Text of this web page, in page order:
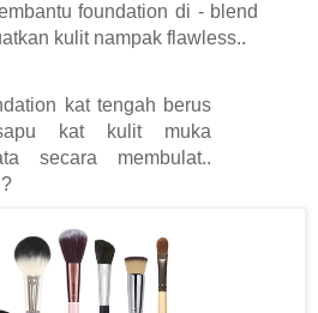
foundation di - blend
kulit nampak flawless..
kat tengah berus
kat kulit muka
secara membulat..